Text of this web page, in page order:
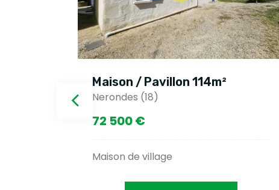
Maison / Pavillon 114m²
Nerondes (18)
72 500 €
Maison de village